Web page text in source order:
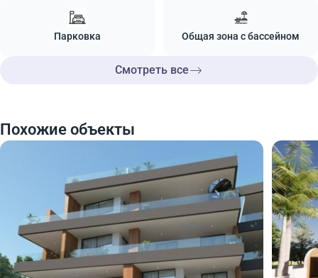
Парковка Общая зона с бассейном
Смотреть все
Похожие объекты